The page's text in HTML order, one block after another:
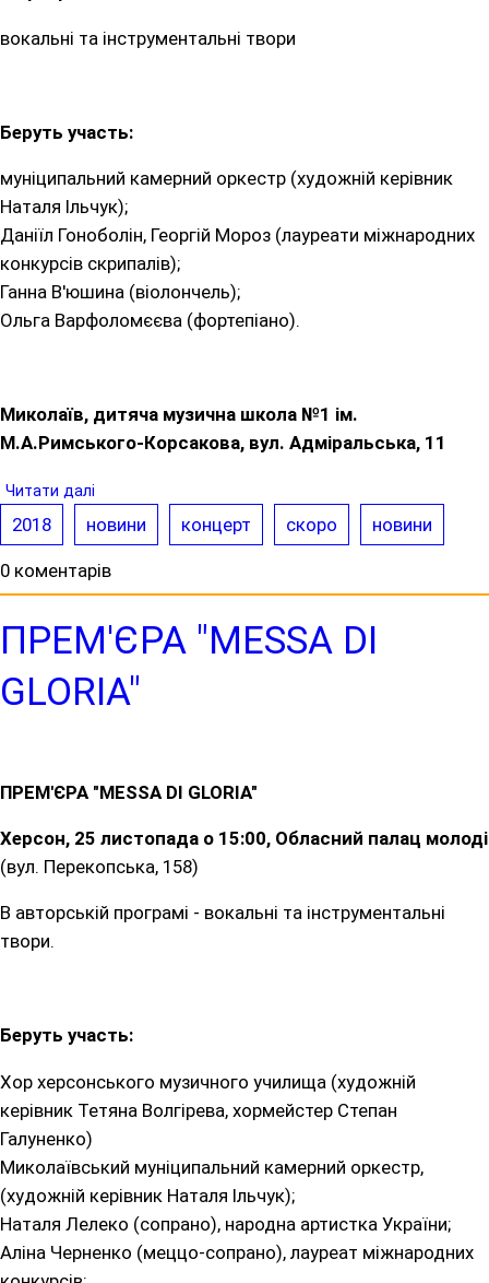
вокальні та інструментальні твори
Беруть участь:
муніципальний камерний оркестр (художній керівник
Наталя Ільчук);
Даніїл Гоноболін, Георгій Мороз (лауреати міжнародних
конкурсів скрипалів);
Ганна В'юшина (віолончель);
Ольга Варфоломєєва (фортепіано).
Миколаїв, дитяча музична школа №1 ім.
М.А.Римського-Корсакова, вул. Адміральська, 11
Читати далі
2018 новини концерт скоро новини
0 коментарів
ПРЕМ'ЄРА "MESSA DI
GLORIA"
ПРЕМ'ЄРА "MESSA DI GLORIA"
Херсон, 25 листопада о 15:00, Обласний палац молоді
(вул. Перекопська, 158)
В авторській програмі - вокальні та інструментальні
твори.
Беруть участь:
Хор херсонського музичного училища (художній
керівник Тетяна Волгірева, хормейстер Степан
Галуненко)
Миколаївський муніципальний камерний оркестр,
(художній керівник Наталя Ільчук);
Наталя Лелеко (сопрано), народна артистка України;
Аліна Черненко (меццо-сопрано), лауреат міжнародних